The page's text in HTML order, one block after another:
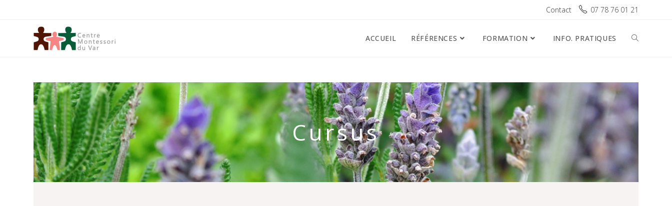
Contact 07 78 76 01 21
ACCUEIL RÉFÉRENCES FORMATION INFO. PRATIQUES
Cursus